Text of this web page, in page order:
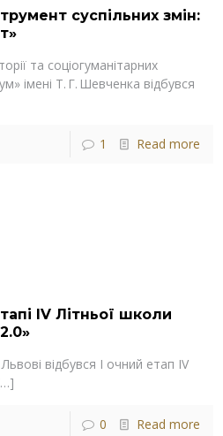
суспільних змін:
та соціогуманітарних
імені Т. Г. Шевченка відбувся
1 Read more
IV Літньої школи
відбувся І очний етап IV
0 Read more